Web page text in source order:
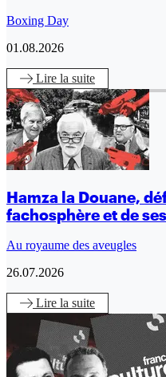
Boxing Day
01.08.2026
Lire la suite
Hamza la Douane,
fachosphère et de
Au royaume des aveugles
26.07.2026
Lire la suite